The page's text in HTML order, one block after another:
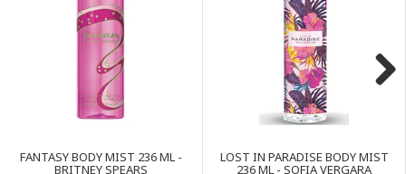
FANTASY BODY MIST 236 ML -
BRITNEY SPEARS
LOST IN PARADISE BODY MIST
236 ML - SOFIA VERGARA